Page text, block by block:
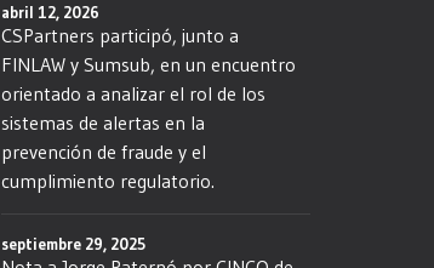
abril 12, 2026
CSPartners participó, junto a
FINLAW y Sumsub, en un encuentro
orientado a analizar el rol de los
sistemas de alertas en la
prevención de fraude y el
cumplimiento regulatorio.
septiembre 29, 2025